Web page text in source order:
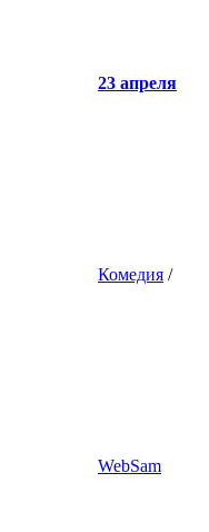
23 апреля
Комедия /
WebSam